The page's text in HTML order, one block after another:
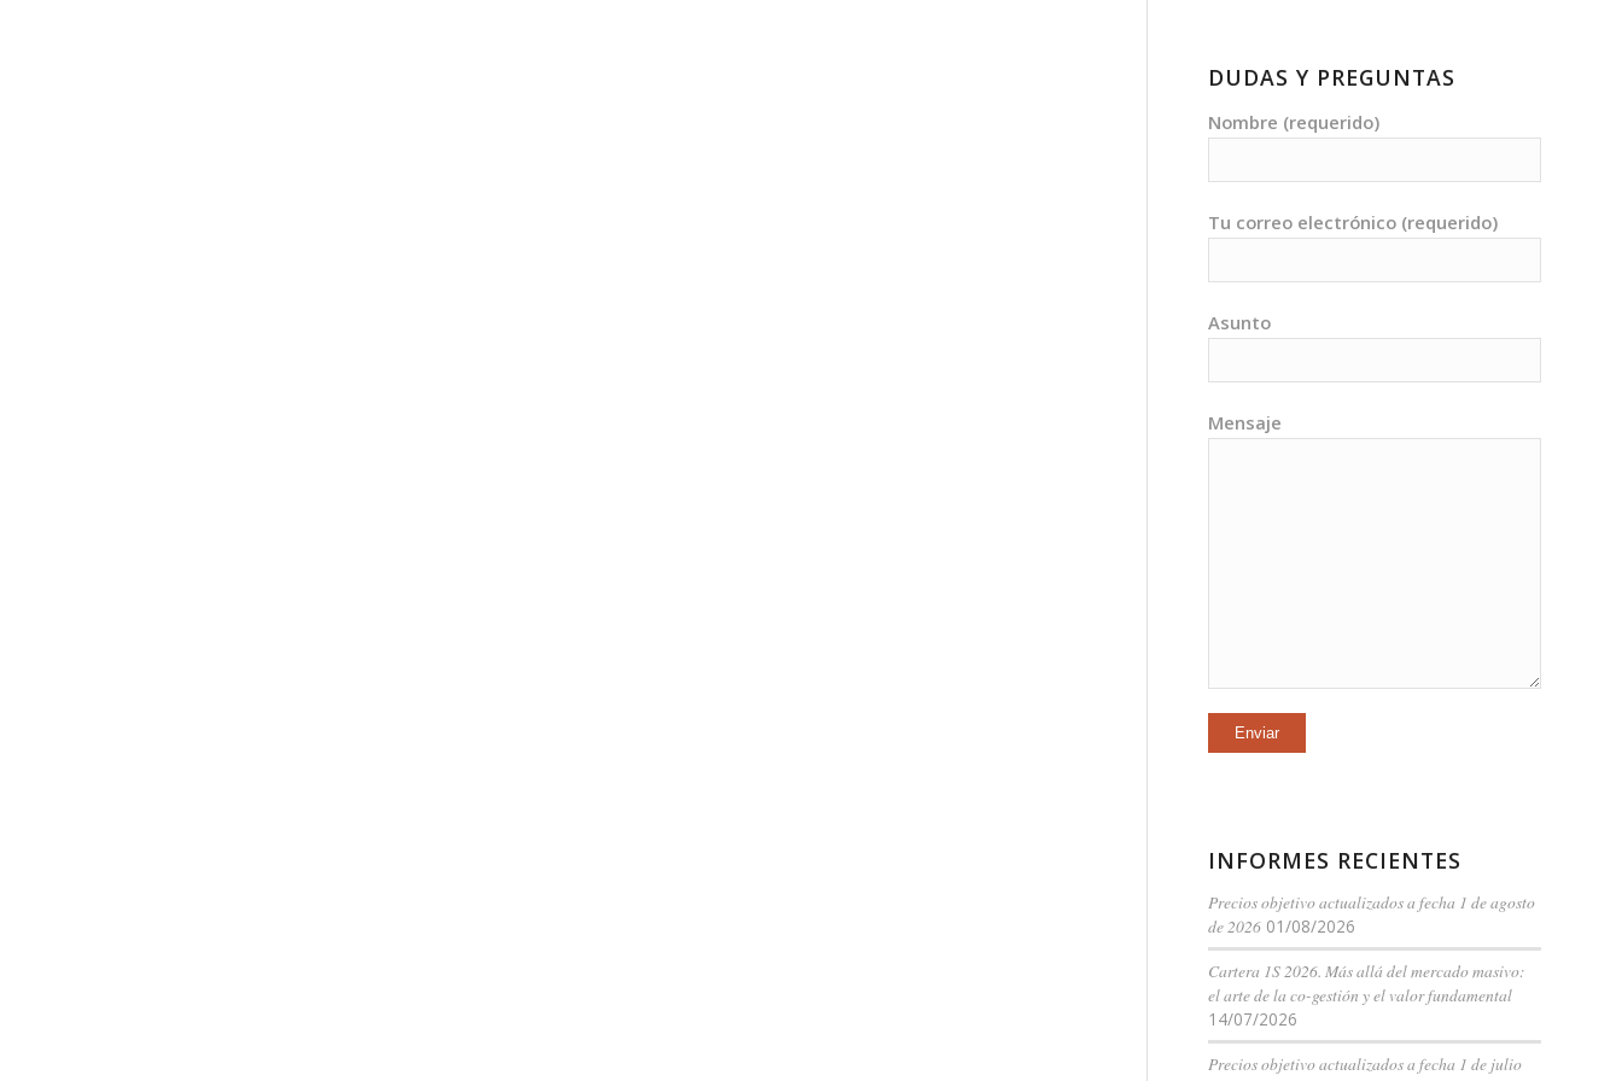
DUDAS Y PREGUNTAS
Nombre (requerido)
Tu correo electrónico (requerido)
Asunto
Mensaje
INFORMES RECIENTES
Precios objetivo actualizados a fecha 1 de agosto
de 2026 01/08/2026
Cartera 1S 2026. Más allá del mercado masivo:
el arte de la co-gestión y el valor fundamental
14/07/2026
Precios objetivo actualizados a fecha 1 de julio